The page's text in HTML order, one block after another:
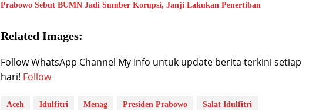
Prabowo Sebut BUMN Jadi Sumber Korupsi, Janji Lakukan Penertiban
Related Images:
Follow WhatsApp Channel My Info untuk update berita terkini setiap
hari! Follow
Aceh Idulfitri Menag Presiden Prabowo Salat Idulfitri